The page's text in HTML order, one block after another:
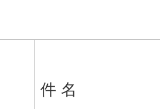
件 名